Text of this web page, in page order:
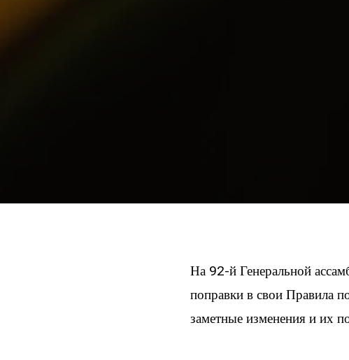
На 92-й Генеральной
поправки в свои Правила
заметные изменения и их